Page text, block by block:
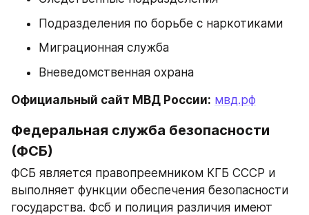
Подразделения по борьбе с наркотиками
Миграционная служба
Вневедомственная охрана
Официальный сайт МВД России: мвд.рф
Федеральная служба безопасности
(ФСБ)
ФСБ является правопреемником КГБ СССР и
выполняет функции обеспечения безопасности
государства. Фсб и полиция различия имеют